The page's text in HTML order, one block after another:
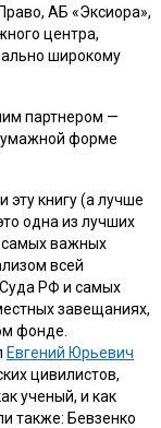
АБ «Эксиора»,
центра,
широкому
партнером —
форме
эту книгу (а лучше
одна из лучших
самых важных
всей
Суда РФ и самых
завещаниях,
фонде.
Евгений Юрьевич
цивилистов,
ученый, и как
также: Бевзенко